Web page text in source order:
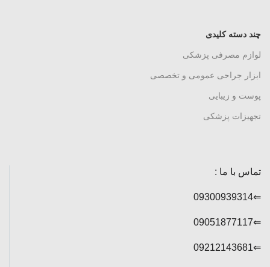
چند دسته کلیدی
لوازم مصرفی پزشکی
ابزار جراحی عمومی و تخصصی
پوست و زیبایی
تجهیزات پزشکی
تماس با ما :
⇐09300939314
⇐09051877117
⇐09212143681